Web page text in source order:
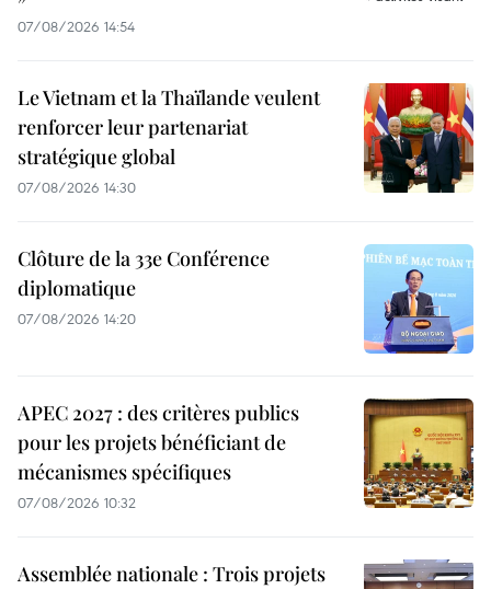
07/08/2026 14:54
Le Vietnam et la Thaïlande veulent
renforcer leur partenariat
stratégique global
07/08/2026 14:30
Clôture de la 33e Conférence
diplomatique
07/08/2026 14:20
APEC 2027 : des critères publics
pour les projets bénéficiant de
mécanismes spécifiques
07/08/2026 10:32
Assemblée nationale : Trois projets